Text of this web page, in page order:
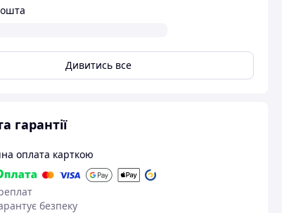
Дивитись все
гарантії
оплата карткою
безпеку